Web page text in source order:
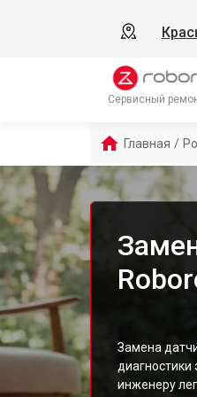
Сервисный
Главная /
Замена
инженеру